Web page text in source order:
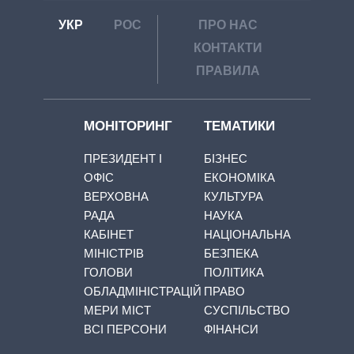
УКР РОС
ПРО НАС
КОНТАКТИ
ПРАВИЛА
МОНІТОРИНГ
ПРЕЗИДЕНТ І
ОФІС
ВЕРХОВНА
РАДА
КАБІНЕТ
МІНІСТРІВ
ГОЛОВИ
ОБЛАДМІНІСТРАЦІЙ
МЕРИ МІСТ
ВСІ ПЕРСОНИ
ТЕМАТИКИ
БІЗНЕС
ЕКОНОМІКА
КУЛЬТУРА
НАУКА
НАЦІОНАЛЬНА
БЕЗПЕКА
ПОЛІТИКА
ПРАВО
СУСПІЛЬСТВО
ФІНАНСИ